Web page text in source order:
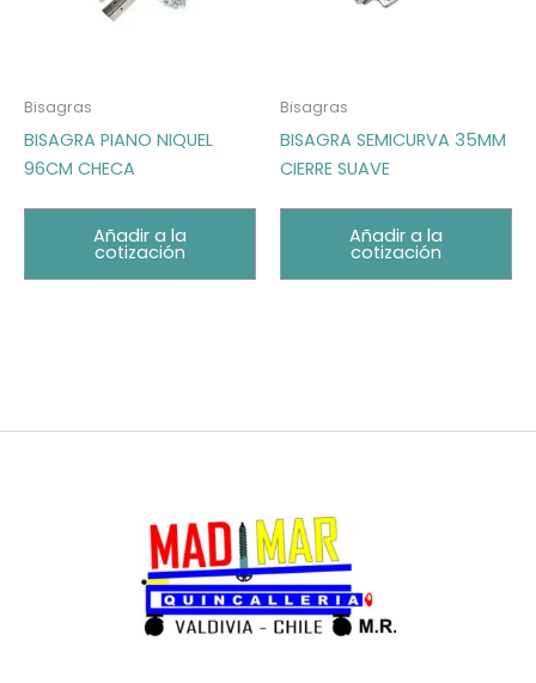
Bisagras
BISAGRA PIANO NIQUEL
96CM CHECA
Añadir a la
cotización
Bisagras
BISAGRA SEMICURVA 35MM
CIERRE SUAVE
Añadir a la
cotización